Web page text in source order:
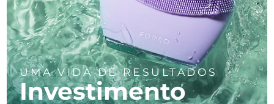
UMA VIDA DE RESULTADOS
Investimento